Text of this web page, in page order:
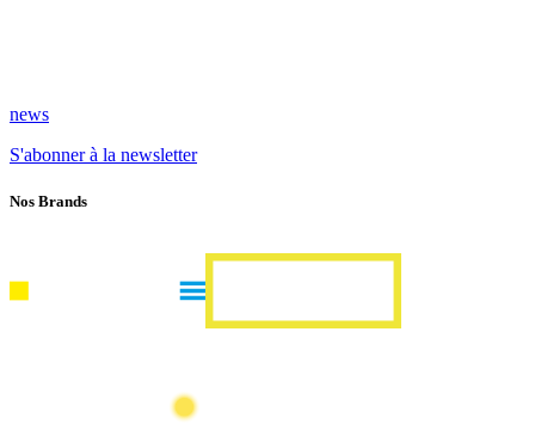
news
S'abonner à la newsletter
Nos Brands